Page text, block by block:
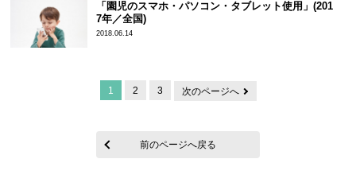
「園児のスマホ・パソコン・タブレット使用」(201
7年／全国)
2018.06.14
1 2 3 次のページへ
前のページへ戻る